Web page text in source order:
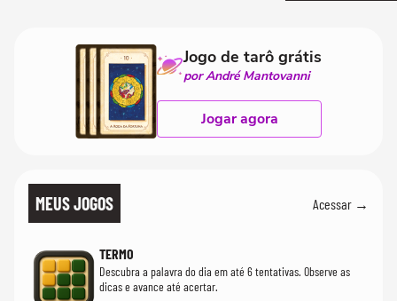
Jogo de tarô grátis
por André Mantovanni
Jogar agora
MEUS JOGOS Acessar →
TERMO
Descubra a palavra do dia em até 6 tentativas. Observe as
dicas e avance até acertar.